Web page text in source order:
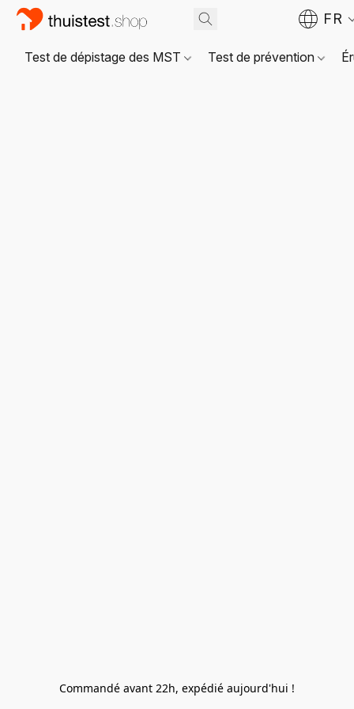
FR
Test de dépistage des MST Test de prévention
Commandé avant 22h, expédié aujourd'hui !